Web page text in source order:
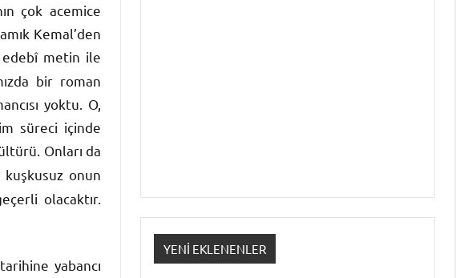
çok acemice
Kemal’den
edebî metin ile
bir roman
yoktu. O,
süreci içinde
Onları da
kuşkusuz onun
olacaktır.
tarihine yabancı
YENI EKLENENLER